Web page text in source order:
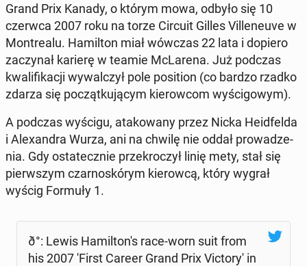
Grand Prix Kanady, o którym mowa, odbyło się 10
czerwca 2007 roku na torze Circuit Gilles Vil­le­neu­ve w
Mont­re­alu. Ha­mil­ton miał wówczas 22 lata i dopiero
za­czy­nał karierę w teamie McLa­re­na. Już podczas
kwa­li­fi­ka­cji wy­wal­czył pole po­si­tion (co bardzo rzadko
zdarza się po­cząt­ku­ją­cym kie­row­com wy­ści­go­wym).
A podczas wyścigu, ata­ko­wa­ny przez Nicka He­id­fel­da
i Ale­xan­dra Wurza, ani na chwilę nie oddał pro­wa­dze­
nia. Gdy osta­tecz­nie prze­kro­czył linię mety, stał się
pierw­szym czar­no­skó­rym kie­row­cą, który wygrał
wyścig Formuły 1.
ð°: Lewis Ha­mil­to­n's race-worn suit from
his 2007 'First Career Grand Prix Vic­to­ry' in